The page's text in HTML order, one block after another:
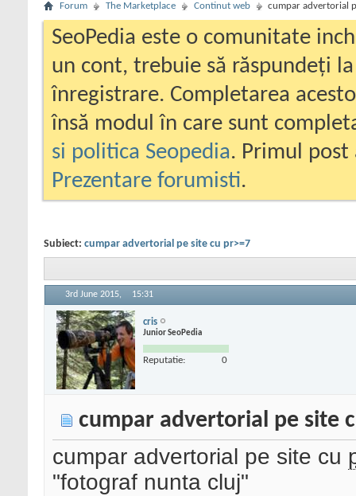
Forum The Marketplace Continut web cumpar advertorial
SeoPedia este o comunitate
un cont, trebuie să răspundeți
înregistrare. Completarea
însă modul în care sunt
si politica Seopedia. Primul
Prezentare forumisti.
Subiect: cumpar advertorial pe site cu pr>=7
3rd June 2015, 15:31
cris
Junior SeoPedia
Reputatie: 0
cumpar advertorial pe site
cumpar advertorial pe site cu
"fotograf nunta cluj"